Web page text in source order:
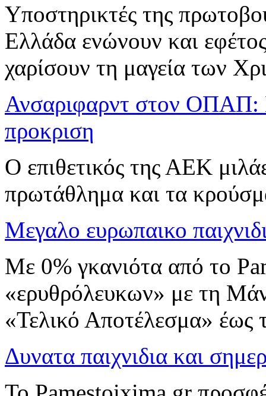
Υποστηρικτές της
Ελλάδα ενώνουν και
χαρίσουν τη μαγεία των
Ανσαριφαρντ στον ΟΠΑΠ:
προκριση
Ο επιθετικός της ΑΕΚ
πρωτάθλημα και τα
Μεγαλο ευρωπαικο
Με 0% γκανιότα από το
«ερυθρόλευκων» με τη
«Τελικό Αποτέλεσμα» έως
Δυνατα παιχνιδια και